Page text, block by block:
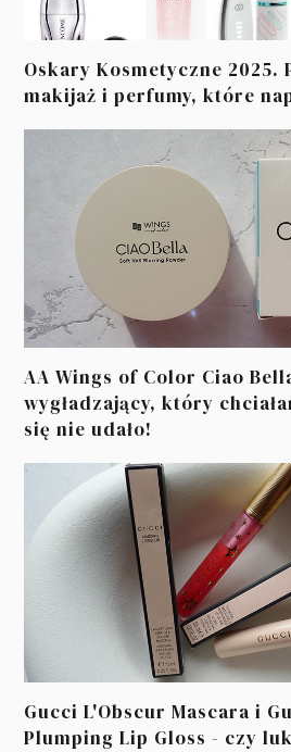
Oskary Kosmetyczne 2025.
makijaż i perfumy, które
AA Wings of Color Ciao
wygładzający, który
się nie udało!
Gucci L'Obscur Mascara i
Plumping Lip Gloss - czy